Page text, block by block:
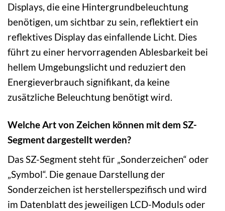
Displays, die eine Hintergrundbeleuchtung
benötigen, um sichtbar zu sein, reflektiert ein
reflektives Display das einfallende Licht. Dies
führt zu einer hervorragenden Ablesbarkeit bei
hellem Umgebungslicht und reduziert den
Energieverbrauch signifikant, da keine
zusätzliche Beleuchtung benötigt wird.
Welche Art von Zeichen können mit dem SZ-
Segment dargestellt werden?
Das SZ-Segment steht für „Sonderzeichen“ oder
„Symbol“. Die genaue Darstellung der
Sonderzeichen ist herstellerspezifisch und wird
im Datenblatt des jeweiligen LCD-Moduls oder